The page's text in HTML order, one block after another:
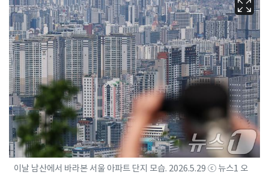
이날 남산에서 바라본 서울 아파트 단지 모습. 2026.5.29 ⓒ 뉴스1 오